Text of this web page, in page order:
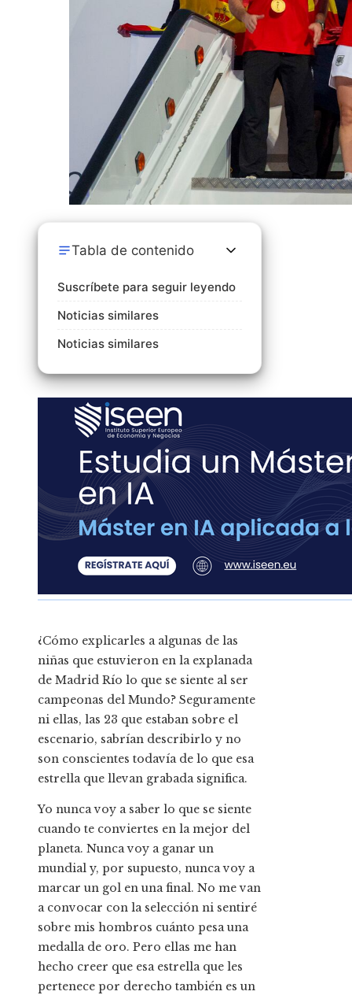
Tabla de contenido
Suscríbete para seguir leyendo
Noticias similares
Noticias similares
¿Cómo explicarles a algunas de las
niñas que estuvieron en la explanada
de Madrid Río lo que se siente al ser
campeonas del Mundo? Seguramente
ni ellas, las 23 que estaban sobre el
escenario, sabrían describirlo y no
son conscientes todavía de lo que esa
estrella que llevan grabada significa.
Yo nunca voy a saber lo que se siente
cuando te conviertes en la mejor del
planeta. Nunca voy a ganar un
mundial y, por supuesto, nunca voy a
marcar un gol en una final. No me van
a convocar con la selección ni sentiré
sobre mis hombros cuánto pesa una
medalla de oro. Pero ellas me han
hecho creer que esa estrella que les
pertenece por derecho también es un